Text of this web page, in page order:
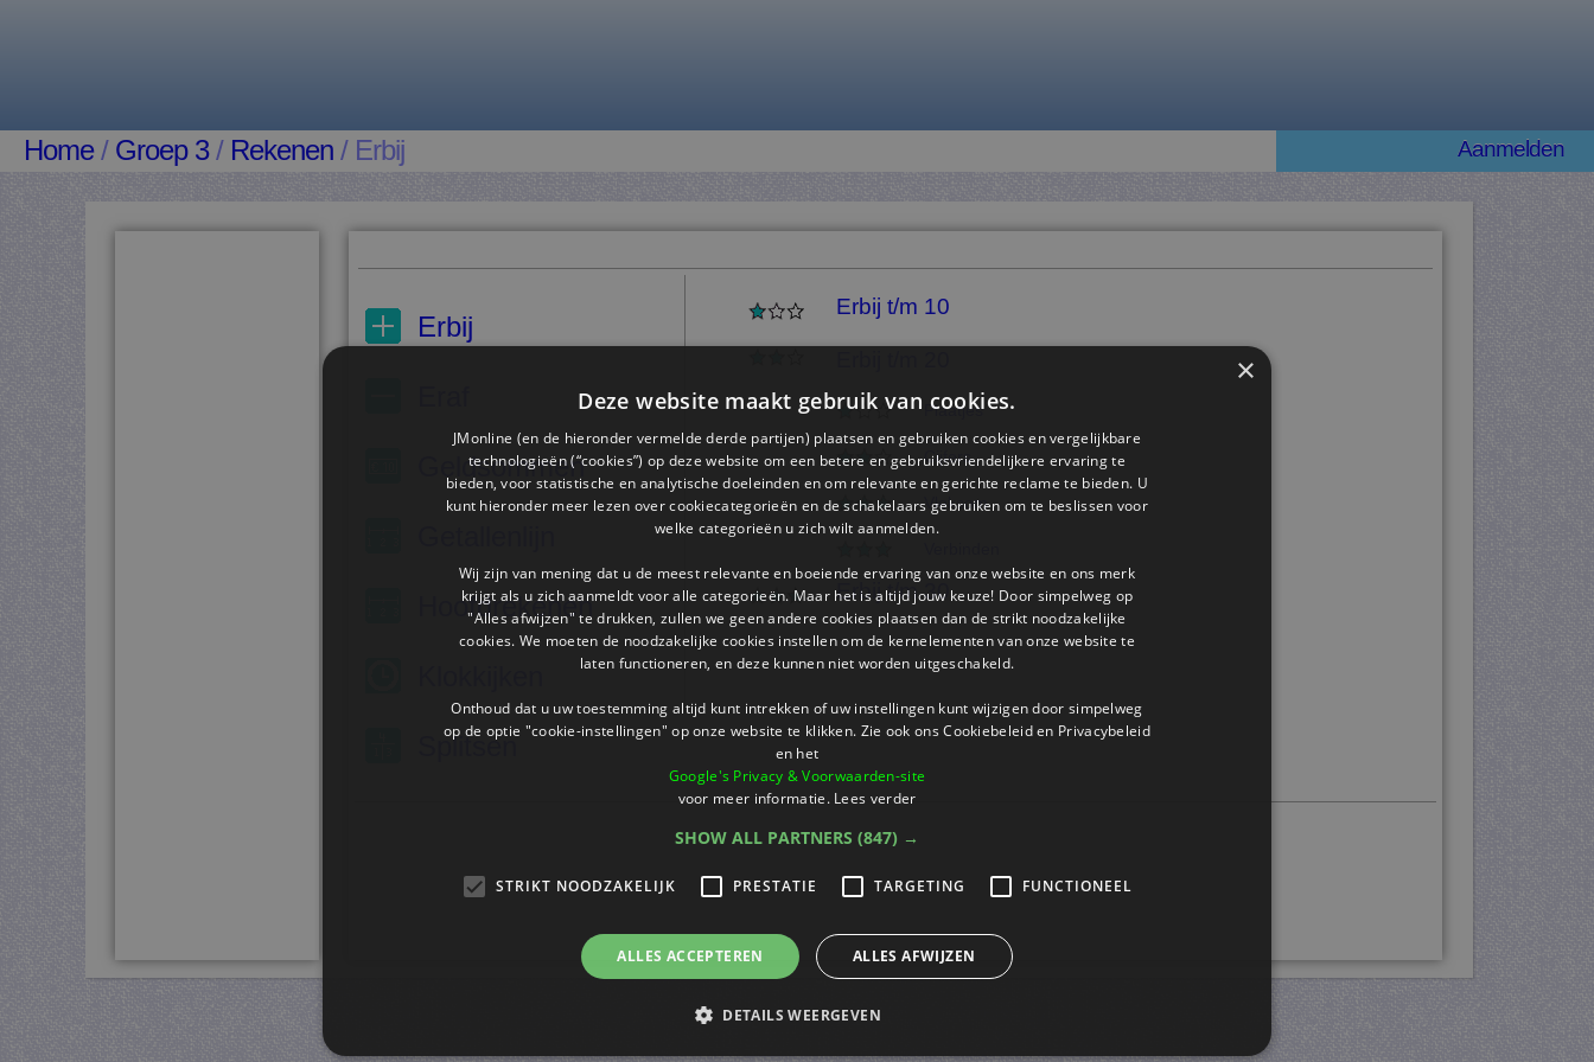
Home/ Groep 3/ Rekenen / Erbij Aanmelden
Erbij
Geldsommen
Hoofdrekenen
Splitsen
Erbij t/m 10
Plaatjes
Cijfers
Vleksom
Erbij t/m 30
×
Deze website maakt gebruik van cookies.
JMonline (en de hieronder vermelde derde partijen) plaatsen en gebruiken cookies en vergelijkbare
technologieën (“cookies”) op deze website om een ​​betere en gebruiksvriendelijkere ervaring te
bieden, voor statistische en analytische doeleinden en om relevante en gerichte reclame te bieden. U
kunt hieronder meer lezen over cookiecategorieën en de schakelaars gebruiken om te beslissen voor
welke categorieën u zich wilt aanmelden.
Wij zijn van mening dat u de meest relevante en boeiende ervaring van onze website en ons merk
krijgt als u zich aanmeldt voor alle categorieën. Maar het is altijd jouw keuze! Door simpelweg op
"Alles afwijzen" te drukken, zullen we geen andere cookies plaatsen dan de strikt noodzakelijke
cookies. We moeten de noodzakelijke cookies instellen om de kernelementen van onze website te
laten functioneren, en deze kunnen niet worden uitgeschakeld.
Onthoud dat u uw toestemming altijd kunt intrekken of uw instellingen kunt wijzigen door simpelweg
op de optie "cookie-instellingen" op onze website te klikken. Zie ook ons ​​Cookiebeleid en Privacybeleid
en het
Google's Privacy & Voorwaarden-site
voor meer informatie. Lees verder
SHOW ALL PARTNERS (847) →
STRIKT NOODZAKELIJK PRESTATIE TARGETING FUNCTIONEEL
ALLES ACCEPTEREN ALLES AFWIJZEN
DETAILS WEERGEVEN